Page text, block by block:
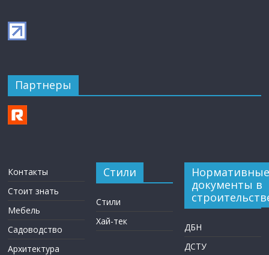
Партнеры
Контакты
Стоит знать
Мебель
Садоводство
Архитектура
Стили
Стили
Хай-тек
Нормативные
документы в
ДБН
ДСТУ